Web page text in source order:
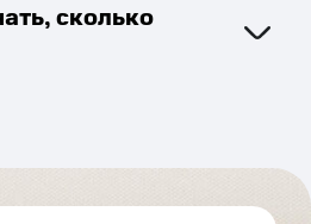
сколько